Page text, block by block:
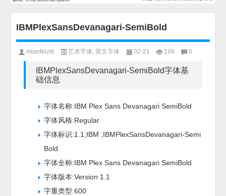
IBMPlexSansDevanagari-SemiBold
mianfeiziti 艺术字体,英文字体 02-21 199 0
IBMPlexSansDevanagari-SemiBold字体基
础信息
字体名称:IBM Plex Sans Devanagari SemiBold
字体风格:Regular
字体标识:1.1;IBM ;IBMPlexSansDevanagari-Semi
Bold
字体全称:IBM Plex Sans Devanagari SemiBold
字体版本:Version 1.1
字重类型:600